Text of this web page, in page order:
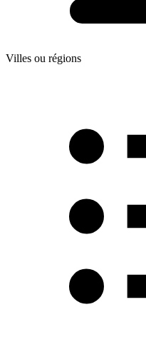
Villes ou régions